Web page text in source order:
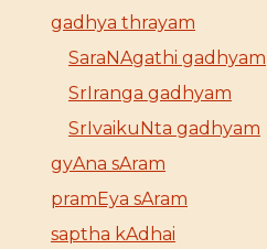
gadhya thrayam
SaraNAgathi gadhyam
SrIranga gadhyam
SrIvaikuNta gadhyam
gyAna sAram
pramEya sAram
saptha kAdhai